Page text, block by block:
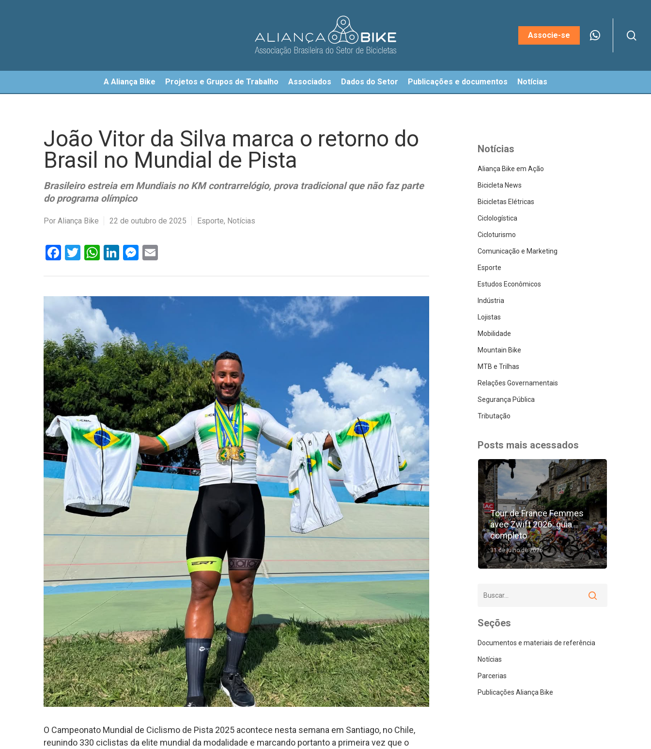
Hit enter to search or ESC to close
Associe-se
A Aliança Bike Projetos e Grupos de Trabalho Associados Dados do Setor Publicações e documentos Notícias
João Vitor da Silva marca o retorno do
Brasil no Mundial de Pista
Brasileiro estreia em Mundiais no KM contrarrelógio, prova tradicional que não faz parte
do programa olímpico
Por Aliança Bike 22 de outubro de 2025 Esporte, Notícias
Facebook
Twitter
WhatsApp
LinkedIn
Messenger
O Campeonato Mundial de Ciclismo de Pista 2025 acontece nesta semana em Santiago, no Chile,
reunindo 330 ciclistas da elite mundial da modalidade e marcando portanto a primeira vez que o
Notícias
Aliança Bike em Ação
Bicicleta News
Bicicletas Elétricas
Ciclologística
Cicloturismo
Comunicação e Marketing
Esporte
Estudos Econômicos
Indústria
Lojistas
Mobilidade
Mountain Bike
MTB e Trilhas
Relações Governamentais
Segurança Pública
Tributação
Posts mais acessados
Tour de France Femmes
avec Zwift 2026: guia
completo
31 de julho de 2026
Seções
Documentos e materiais de referência
Notícias
Parcerias
Publicações Aliança Bike